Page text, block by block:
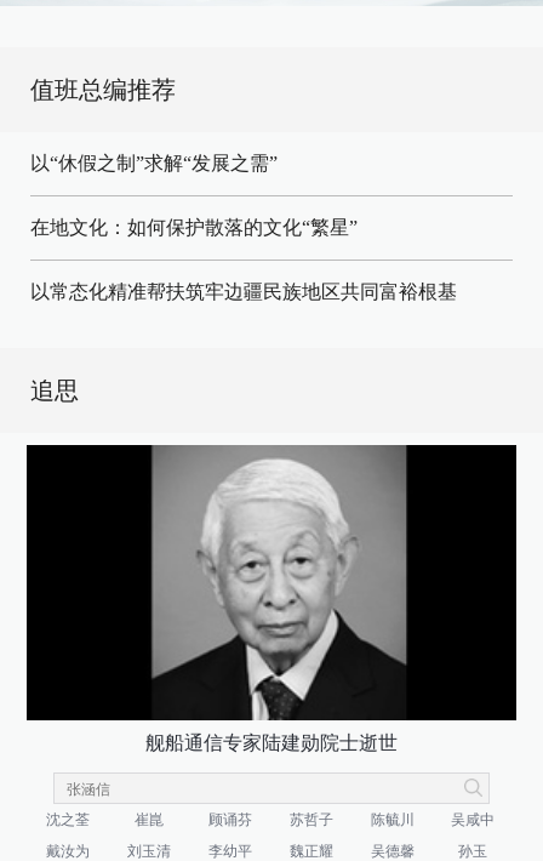
值班总编推荐
以“休假之制”求解“发展之需”
在地文化：如何保护散落的文化“繁星”
以常态化精准帮扶筑牢边疆民族地区共同富裕根基
追思
舰船通信专家陆建勋院士逝世
沈之荃 崔崑 顾诵芬 苏哲子 陈毓川
吴咸中
戴汝为
刘玉清 李幼平 魏正耀 吴德馨 孙玉